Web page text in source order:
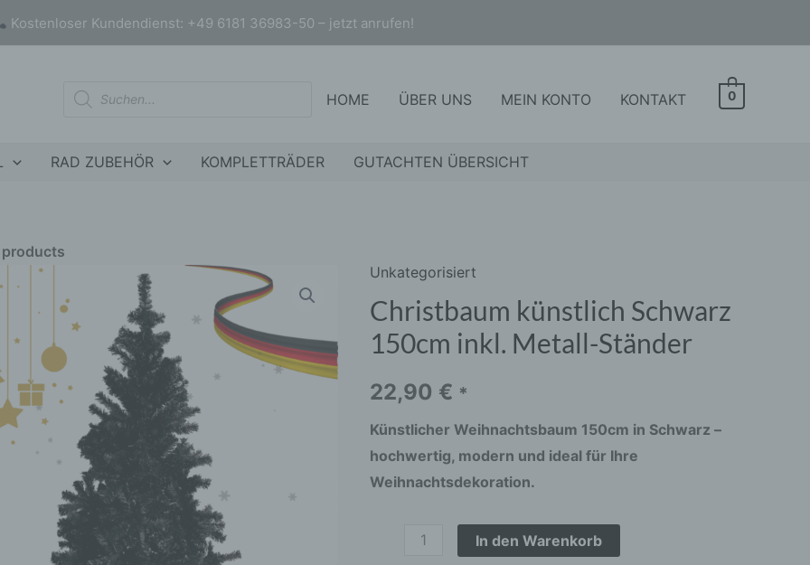
Kostenloser Kundendienst: +49 6181 36983-50 – jetzt anrufen!
Products
search
HOME ÜBER UNS MEIN KONTO KONTAKT 0
RAD ZUBEHÖR KOMPLETTRÄDER GUTACHTEN ÜBERSICHT
products
only products on sale In stock only
Unkategorisiert
Christbaum künstlich Schwarz
150cm inkl. Metall-Ständer
22,90 € *
Künstlicher Weihnachtsbaum 150cm in Schwarz –
hochwertig, modern und ideal für Ihre
Weihnachtsdekoration.
Christbaum
künstlich
Schwarz
150cm
inkl.
Metall-
Ständer
Menge
In den Warenkorb